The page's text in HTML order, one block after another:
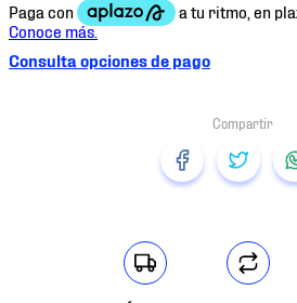
Consulta opciones de pago